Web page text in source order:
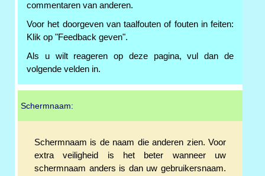
commentaren van anderen.
Voor het doorgeven van taalfouten of fouten in feiten:
Klik op "Feedback geven".
Als u wilt reageren op deze pagina, vul dan de
volgende velden in.
Schermnaam:
Schermnaam is de naam die anderen zien. Voor
extra veiligheid is het beter wanneer uw
schermnaam anders is dan uw gebruikersnaam.